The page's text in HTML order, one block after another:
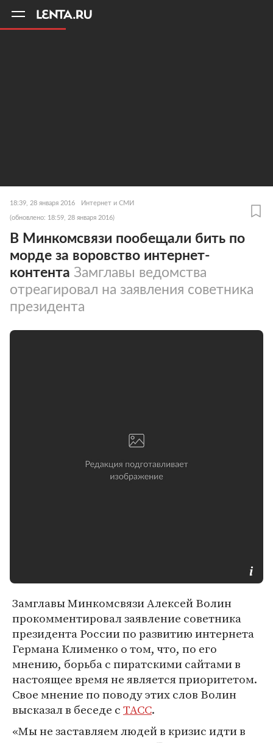
18:39, 28 января 2016 Интернет и СМИ
(обновлено: 18:59, 28 января 2016)
В Минкомсвязи пообещали бить по
морде за воровство интернет-
контента Замглавы ведомства
отреагировал на заявления советника
президента
Замглавы Минкомсвязи Алексей Волин
прокомментировал заявление советника
президента России по развитию интернета
Германа Клименко о том, что, по его
мнению, борьба с пиратскими сайтами в
настоящее время не является приоритетом.
Свое мнение по поводу этих слов Волин
высказал в беседе сТАСС.
«Мы не заставляем людей в кризис идти в